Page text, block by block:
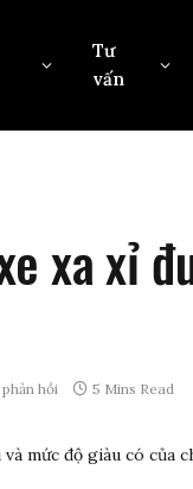
Tư
vấn
xa xỉ
hồi 5 Mins Read